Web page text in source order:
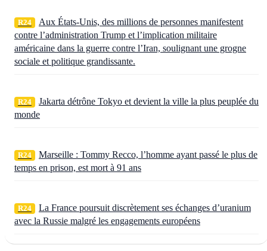
R24
Aux États‑Unis, des millions de personnes manifestent
contre l’administration Trump et l’implication militaire
américaine dans la guerre contre l’Iran, soulignant une grogne
sociale et politique grandissante.
R24
Jakarta détrône Tokyo et devient la ville la plus peuplée du
monde
R24
Marseille : Tommy Recco, l’homme ayant passé le plus de
temps en prison, est mort à 91 ans
R24
La France poursuit discrètement ses échanges d’uranium
avec la Russie malgré les engagements européens